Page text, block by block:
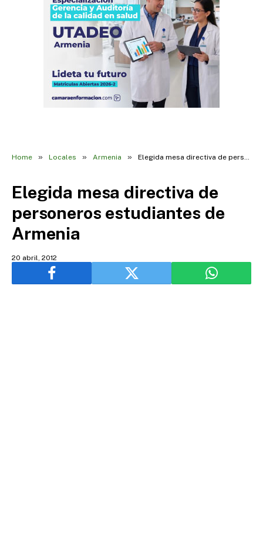
Home » Locales » Armenia » Elegida mesa directiva de personeros estudiantes de Armenia
Elegida mesa directiva de
personeros estudiantes de
Armenia
20 abril, 2012